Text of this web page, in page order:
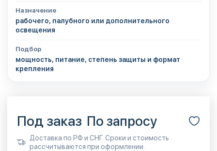
Назначение
рабочего, палубного или дополнительного
освещения
Подбор
мощность, питание, степень защиты и формат
крепления
Под заказ По запросу
Доставка по РФ и СНГ. Сроки и стоимость
рассчитываются при оформлении.